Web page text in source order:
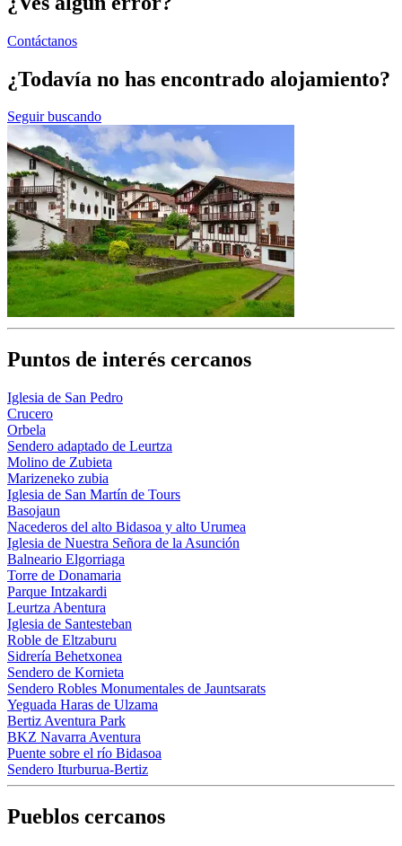
Contáctanos
¿Todavía no has encontrado alojamiento?
Seguir buscando
Puntos de interés cercanos
Iglesia de San Pedro
Crucero
Orbela
Sendero adaptado de Leurtza
Molino de Zubieta
Marizeneko zubia
Iglesia de San Martín de Tours
Basojaun
Nacederos del alto Bidasoa y alto Urumea
Iglesia de Nuestra Señora de la Asunción
Balneario Elgorriaga
Torre de Donamaria
Parque Intzakardi
Leurtza Abentura
Iglesia de Santesteban
Roble de Eltzaburu
Sidrería Behetxonea
Sendero de Kornieta
Sendero Robles Monumentales de Jauntsarats
Yeguada Haras de Ulzama
Bertiz Aventura Park
BKZ Navarra Aventura
Puente sobre el río Bidasoa
Sendero Iturburua-Bertiz
Pueblos cercanos